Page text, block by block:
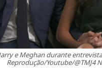
e Meghan durante
Reprodução/Youtube/@TMJ4